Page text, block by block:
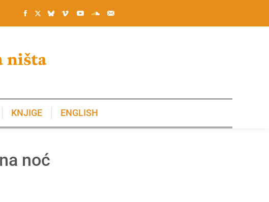
KNJIGE ENGLISH
noć
KNJIGE ENGLISH